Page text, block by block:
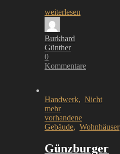
weiterlesen
Burkhard
Günther
0
Kommentare
Handwerk, Nicht
mehr
vorhandene
Gebäude, Wohnhäuser
Günzburger